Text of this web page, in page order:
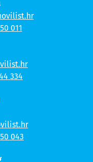
011
334
043